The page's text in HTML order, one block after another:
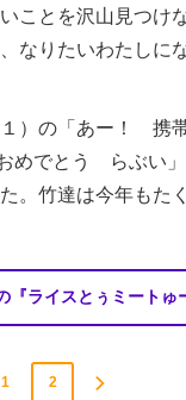
とを沢山見つけ
なりたいわたし
１）の「あー！ 携
めでとう らぶい
。竹達は今年もた
『ライスとぅミートゅ
1 2